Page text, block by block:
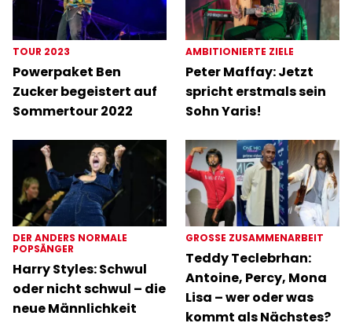
TOUR 2023
Powerpaket Ben
Zucker begeistert auf
Sommertour 2022
AMBITIONIERTE ZIELE
Peter Maffay: Jetzt
spricht erstmals sein
Sohn Yaris!
DER ANDERS NORMALE
POPSÄNGER
Harry Styles: Schwul
oder nicht schwul – die
neue Männlichkeit
GROSSE ZUSAMMENARBEIT
Teddy Teclebrhan:
Antoine, Percy, Mona
Lisa – wer oder was
kommt als Nächstes?